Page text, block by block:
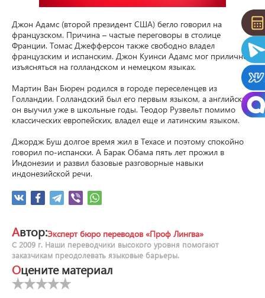
Джон Адамс (второй президент США) бегло говорил на
французском. Причина – частые переговоры в столице
Франции. Томас Джефферсон также свободно владел
французским и испанским. Джон Куинси Адамс мог прилично
изъясняться на голландском и немецком языках.
Мартин Ван Бюрен родился в городе переселенцев из
Голландии. Голландский был его первым языком, а английский
он выучил уже в школьные годы. Теодор Рузвельт помимо
классических европейских, владел еще и латинским языком.
Джордж Буш долгое время жил в Техасе и поэтому спокойно
говорил по-испански. А Барак Обама пять лет прожил в
Индонезии и развил базовые разговорные навыки
индонезийской речи.
Автор:Эксперт бюро переводов «Проф Лингва»
С 2009 г. Наши переводчики высокого уровня помогают
заказчикам преодолевать языковые барьеры.
Оцените материал